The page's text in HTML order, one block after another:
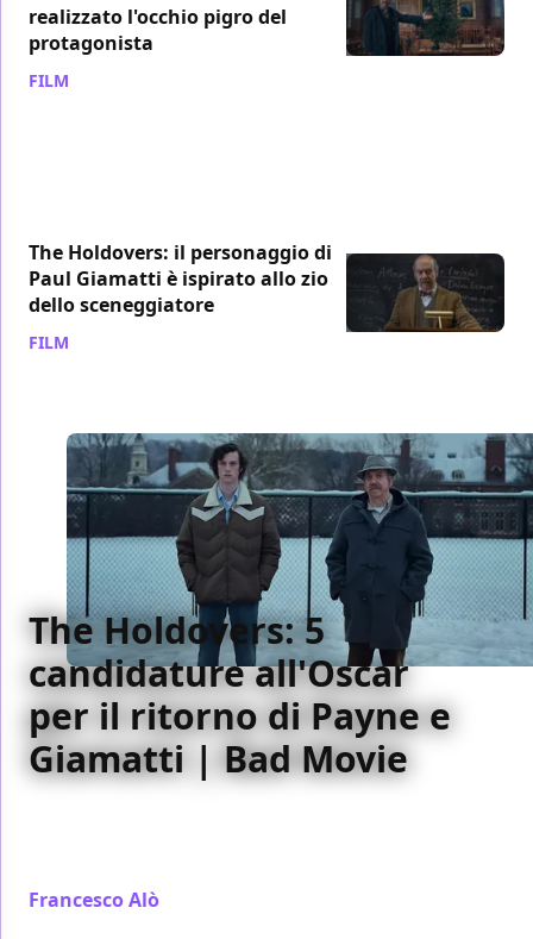
realizzato l'occhio pigro del
protagonista
FILM
The Holdovers: il personaggio di
Paul Giamatti è ispirato allo zio
dello sceneggiatore
FILM
The Holdovers: 5
candidature all'Oscar
per il ritorno di Payne e
Giamatti | Bad Movie
Francesco Alò